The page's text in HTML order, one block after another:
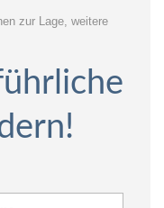
zur Lage, weitere